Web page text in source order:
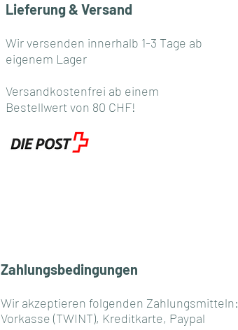
Lieferung & Versand
Wir versenden innerhalb 1-3 Tage ab
eigenem Lager
Versandkostenfrei ab einem
Bestellwert von 80 CHF!
Zahlungsbedingungen
Wir akzeptieren folgenden Zahlungsmitteln:
Vorkasse (TWINT), Kreditkarte, Paypal